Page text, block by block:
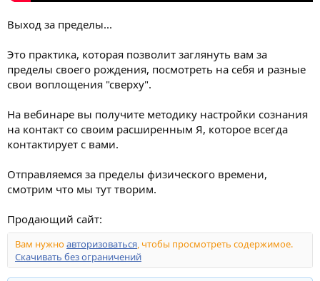
Выход за пределы...
Это практика, которая позволит заглянуть вам за
пределы своего рождения, посмотреть на себя и разные
свои воплощения "сверху".
На вебинаре вы получите методику настройки сознания
на контакт со своим расширенным Я, которое всегда
контактирует с вами.
Отправляемся за пределы физического времени,
смотрим что мы тут творим.
Продающий сайт:
Вам нужноавторизоваться , чтобы просмотреть содержимое.
Скачивать без ограничений